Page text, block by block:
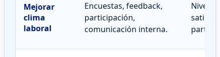
Mejorar
clima
laboral
Encuestas, feedback,
participación,
comunicación interna.
Nivel